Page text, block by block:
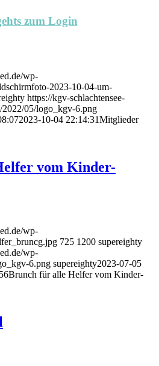
zum Login
wp-
2023-10-04-um-
https://kgv-schlachtensee-
2022/05/logo_kgv-6.png
2023-10-04 22:14:31Mitglieder
vom Kinder-
wp-
725 1200 supereighty
wp-
6.png supereighty2023-07-05
Brunch für alle Helfer vom Kinder-